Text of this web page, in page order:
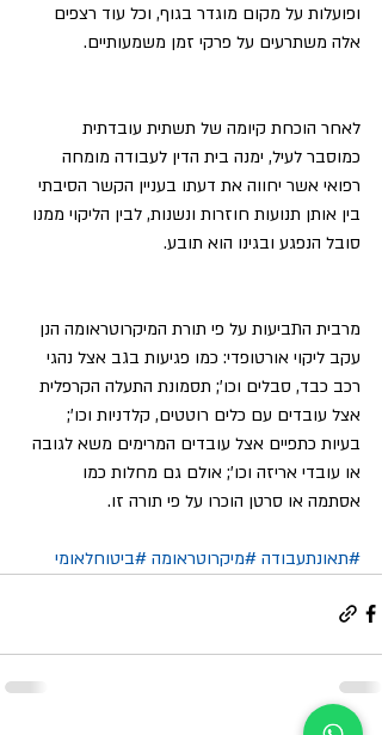
ופועלות על מקום מוגדר בגוף, וכל עוד רצפים
אלה משתרעים על פרקי זמן משמעותיים.
לאחר הוכחת קיומה של תשתית עובדתית
כמוסבר לעיל, ימנה בית הדין לעבודה מומחה
רפואי אשר יחווה את דעתו בעניין הקשר הסיבתי
בין אותן תנועות חוזרות ונשנות, לבין הליקוי ממנו
סובל הנפגע ובגינו הוא תובע.
מרבית התביעות על פי תורת המיקרוטראומה הנן
עקב ליקוי אורטופדי: כמו פגיעות בגב אצל נהגי
רכב כבד, סבלים וכו'; תסמונת התעלה הקרפלית
אצל עובדים עם כלים רוטטים, קלדניות וכו';
בעיות כתפיים אצל עובדים המרימים משא לגובה
או עובדי אריזה וכו'; אולם גם מחלות כמו
אסתמה או סרטן הוכרו על פי תורה זו.
#תאונתעבודה #מיקרוטראומה #ביטוחלאומי